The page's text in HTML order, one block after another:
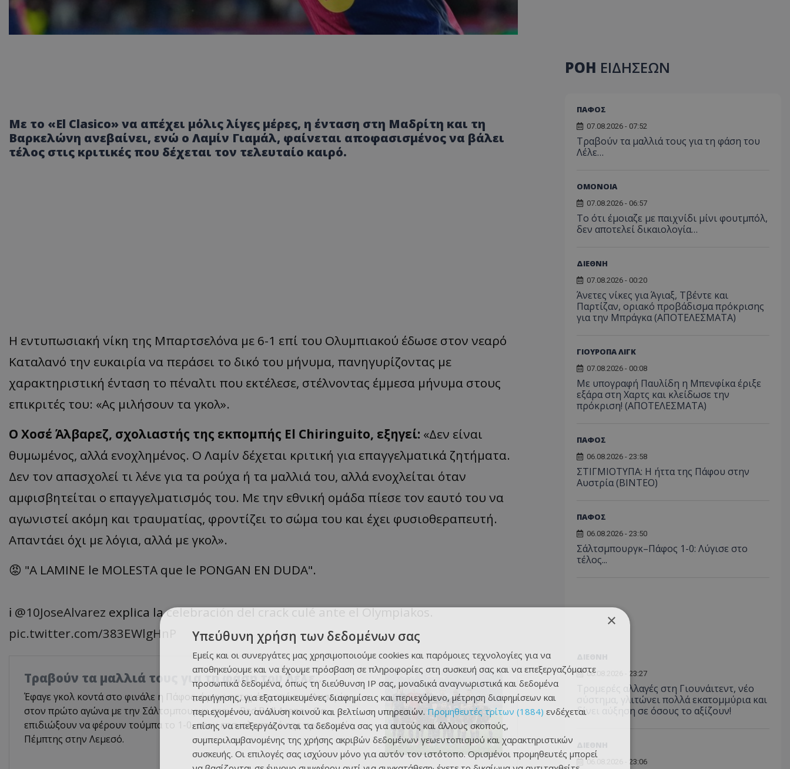
Με το «El Clasico» να απέχει μόλις λίγες μέρες, η ένταση στη Μαδρίτη και τη
Βαρκελώνη ανεβαίνει, ενώ ο Λαμίν Γιαμάλ, φαίνεται αποφασισμένος να βάλει
τέλος στις κριτικές που δέχεται τον τελευταίο καιρό.
Η εντυπωσιακή νίκη της Μπαρτσελόνα με 6-1 επί του Ολυμπιακού έδωσε στον νεαρό
Καταλανό την ευκαιρία να περάσει το δικό του μήνυμα, πανηγυρίζοντας με
χαρακτηριστική ένταση το πέναλτι που εκτέλεσε, στέλνοντας έμμεσα μήνυμα στους
επικριτές του: «Ας μιλήσουν τα γκολ».
Ο Χοσέ Άλβαρεζ, σχολιαστής της εκπομπής El Chiringuito, εξηγεί: «Δεν είναι
θυμωμένος, αλλά ενοχλημένος. Ο Λαμίν δέχεται κριτική για επαγγελματικά ζητήματα.
Δεν τον απασχολεί τι λένε για τα ρούχα ή τα μαλλιά του, αλλά ενοχλείται όταν
αμφισβητείται ο επαγγελματισμός του. Με την εθνική ομάδα πίεσε τον εαυτό του να
αγωνιστεί ακόμη και τραυματίας, φροντίζει το σώμα του και έχει φυσιοθεραπευτή.
Απαντάει όχι με λόγια, αλλά με γκολ».
😡 "A LAMINE le MOLESTA que le PONGAN EN DUDA".
ℹ️ @10JoseAlvarez explica la celebración del crack culé ante el Olympiakos.
pic.twitter.com/383EWlgHnP
Τραβούν τα μαλλιά τους για τη φάση του Λέλε…
Έφαγε γκολ κοντά στο φινάλε η Πάφος, έφυγε ηττημένη από την Αυστρία
στον πρώτο αγώνα με την Σάλτσμπουργκ στην «Red Bull Arena». Θα
επιδιώξουν να φέρουν τούμπα το 1-0, στον επαναληπτικό της προσεχούς
Πέμπτης στην Λεμεσό.
ΡΟΗ ΕΙΔΗΣΕΩΝ
ΠΑΦΟΣ
07.08.2026 - 07:52
Τραβούν τα μαλλιά τους για τη φάση του
Λέλε…
ΟΜΟΝΟΙΑ
07.08.2026 - 06:57
Το ότι έμοιαζε με παιχνίδι μίνι φουτμπόλ,
δεν αποτελεί δικαιολογία…
ΔΙΕΘΝΗ
07.08.2026 - 00:20
Άνετες νίκες για Άγιαξ, Τβέντε και
Παρτίζαν, οριακό προβάδισμα πρόκρισης
για την Μπράγκα (ΑΠΟΤΕΛΕΣΜΑΤΑ)
ΓΙΟΥΡΟΠΑ ΛΙΓΚ
07.08.2026 - 00:08
Με υπογραφή Παυλίδη η Μπενφίκα έριξε
εξάρα στη Χαρτς και κλείδωσε την
πρόκριση! (ΑΠΟΤΕΛΕΣΜΑΤΑ)
ΠΑΦΟΣ
06.08.2026 - 23:58
ΣΤΙΓΜΙΟΤΥΠΑ: Η ήττα της Πάφου στην
Αυστρία (ΒΙΝΤΕΟ)
ΠΑΦΟΣ
06.08.2026 - 23:50
Σάλτσμπουργκ–Πάφος 1-0: Λύγισε στο
τέλος...
06.08.2026 - 23:27
Τρομερές αλλαγές στη Γιουνάιτεντ, νέο
σύστημα, γλιτώνει πολλά εκατομμύρια και
δίνει αύξηση σε όσους το αξίζουν!
06.08.2026 - 23:06
×
Υπεύθυνη χρήση των δεδομένων σας
Εμείς και οι συνεργάτες μας χρησιμοποιούμε cookies και παρόμοιες τεχνολογίες για να
αποθηκεύουμε και να έχουμε πρόσβαση σε πληροφορίες στη συσκευή σας και να επεξεργαζόμαστε
προσωπικά δεδομένα, όπως τη διεύθυνση IP σας, μοναδικά αναγνωριστικά και δεδομένα
περιήγησης, για εξατομικευμένες διαφημίσεις και περιεχόμενο, μέτρηση διαφημίσεων και
περιεχομένου, ανάλυση κοινού και βελτίωση υπηρεσιών. Προμηθευτές τρίτων (1884) ενδέχεται
επίσης να επεξεργάζονται τα δεδομένα σας για αυτούς και άλλους σκοπούς,
συμπεριλαμβανομένης της χρήσης ακριβών δεδομένων γεωεντοπισμού και χαρακτηριστικών
συσκευής. Οι επιλογές σας ισχύουν μόνο για αυτόν τον ιστότοπο. Ορισμένοι προμηθευτές μπορεί